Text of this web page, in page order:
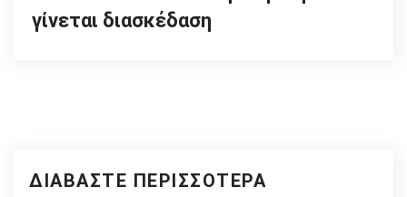
γίνεται διασκέδαση
ΔΙΑΒΆΣΤΕ ΠΕΡΙΣΣΌΤΕΡΑ